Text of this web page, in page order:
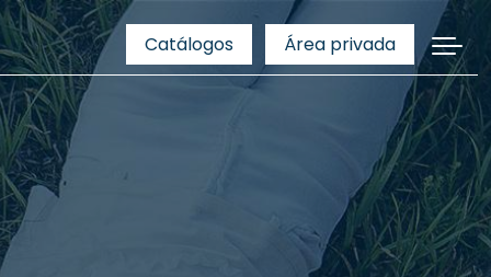
Catálogos Área privada